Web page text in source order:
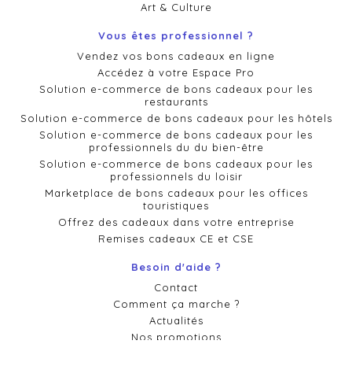
Art & Culture
Vous êtes professionnel ?
Vendez vos bons cadeaux en ligne
Accédez à votre Espace Pro
Solution e-commerce de bons cadeaux pour les
restaurants
Solution e-commerce de bons cadeaux pour les hôtels
Solution e-commerce de bons cadeaux pour les
professionnels du du bien-être
Solution e-commerce de bons cadeaux pour les
professionnels du loisir
Marketplace de bons cadeaux pour les offices
touristiques
Offrez des cadeaux dans votre entreprise
Remises cadeaux CE et CSE
Besoin d'aide ?
Contact
Comment ça marche ?
Actualités
Nos promotions